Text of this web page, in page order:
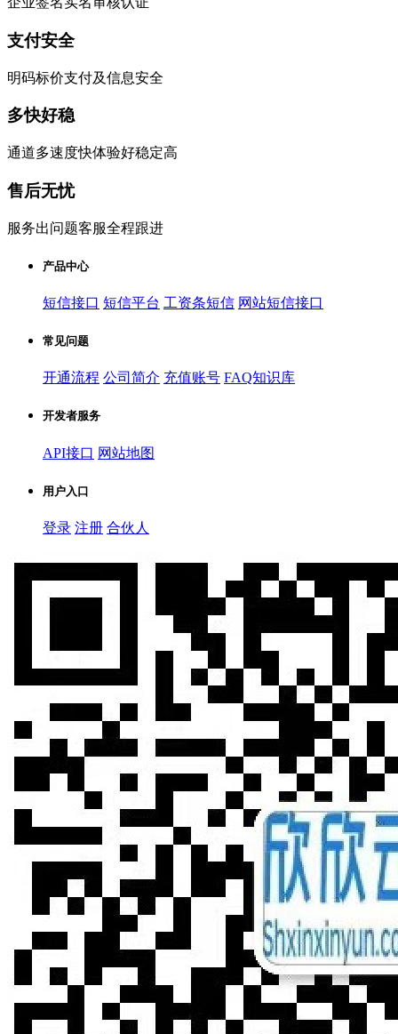
支付安全
明码标价支付及信息安全
多快好稳
通道多速度快体验好稳定高
售后无忧
服务出问题客服全程跟进
产品中心
短信接口 短信平台 工资条短信 网站短信接口
常见问题
开通流程 公司简介 充值账号 FAQ知识库
开发者服务
API接口 网站地图
用户入口
登录 注册 合伙人